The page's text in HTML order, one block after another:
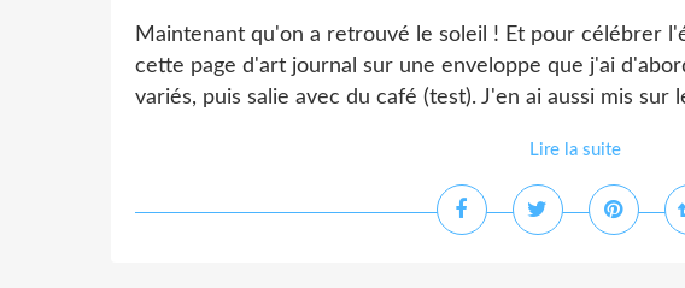
Maintenant qu'on a retrouvé le soleil ! Et pour célébrer
cette page d'art journal sur une enveloppe que j'ai
variés, puis salie avec du café (test). J'en ai aussi mis sur
Lire la suite